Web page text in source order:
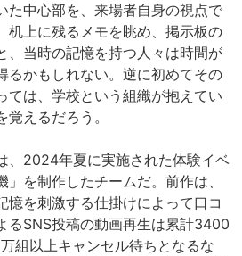
た中心部を、来場者自身の視点で
机上に残るメモを眺め、掲示板の
、当時の記憶を持つ人々は時間が
るかもしれない。逆に初めてその
ては、学校という組織が抱えてい
えるだろう。
、2024年夏に実施された体験イベ
を制作したチームだ。前作は、
憶を刺激する仕掛けによって口コ
るSNS投稿の動画再生は累計3400
組以上キャンセル待ちとなるな